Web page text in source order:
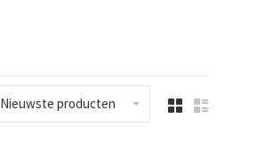
Nieuwste producten